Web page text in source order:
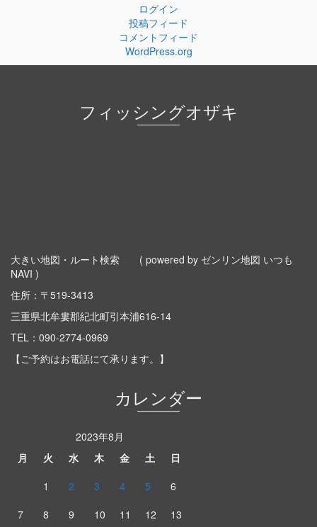
ログイン
投稿フィード
コメントフィード
WordPress.org
フィッシングオザキ
大きい地図・ルート検索
( powered by ゼンリン地図 いつも
NAVI )
住所：〒519-3413
三重県北牟婁郡紀北町引本浦616-14
TEL： 090-2774-0969
【ご予約はお電話にて承ります。】
カレンダー
2023年8月
月
火 水 木 金 土
日
1
2 3 4 5
6
7
8 9 10 11 12
13